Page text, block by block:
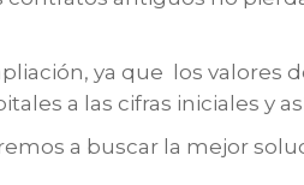
ya que los valores
a las cifras iniciales y
a buscar la mejor